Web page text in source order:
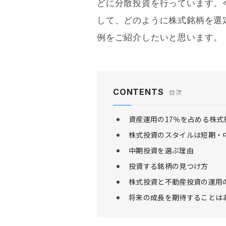
どに分散投資を行っています
して、どのように株式銘柄を
例をご紹介したいと思います。
CONTENTS 目次
資産運用の17％を占める株式
株式投資のスタイルは短期・
中期投資を選ぶ理由
投資する銘柄の見つけ方
株式投資と不動産投資の運用
将来の成長を期待することは